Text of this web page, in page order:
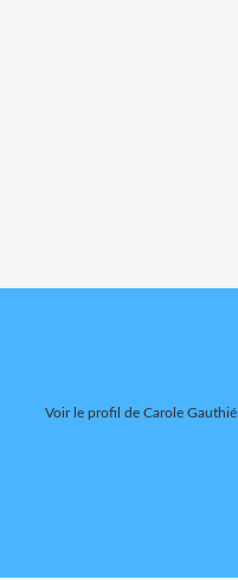
Voir le profil de Carole Gauthié